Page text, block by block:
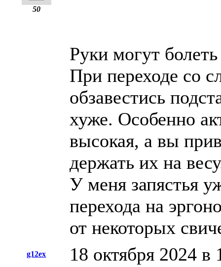
50
Руки могут
При переходе со
обзавестись
хуже. Особенно
высокая, а вы
держать их на
У меня запястья
перехода на
от некоторых
g12ex 18 октября 2024 в